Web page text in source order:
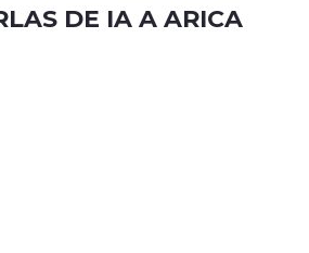
DE IA A ARICA